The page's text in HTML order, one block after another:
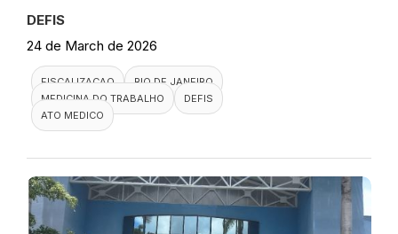
DEFIS
24 de March de 2026
FISCALIZACAO
RIO DE JANEIRO
MEDICINA DO TRABALHO
DEFIS
ATO MEDICO